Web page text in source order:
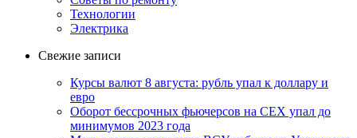
Технологии
Электрика
Свежие записи
Курсы валют 8 августа: рубль упал к доллару и
евро
Оборот бессрочных фьючерсов на CEX упал до
минимумов 2023 года